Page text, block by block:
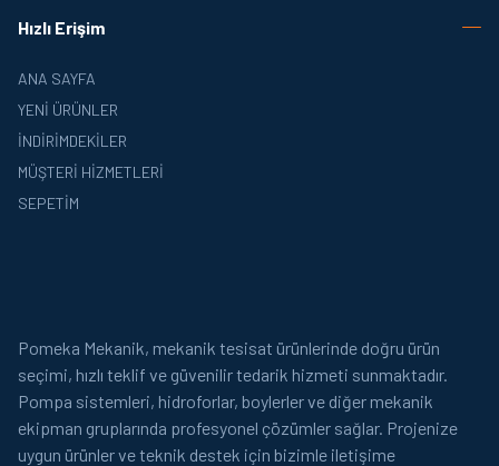
Hızlı Erişim
ANA SAYFA
YENI ÜRÜNLER
İNDIRIMDEKILER
MÜŞTERI HIZMETLERI
SEPETIM
Pomeka Mekanik, mekanik tesisat ürünlerinde doğru ürün
seçimi, hızlı teklif ve güvenilir tedarik hizmeti sunmaktadır.
Pompa sistemleri, hidroforlar, boylerler ve diğer mekanik
ekipman gruplarında profesyonel çözümler sağlar. Projenize
uygun ürünler ve teknik destek için bizimle iletişime